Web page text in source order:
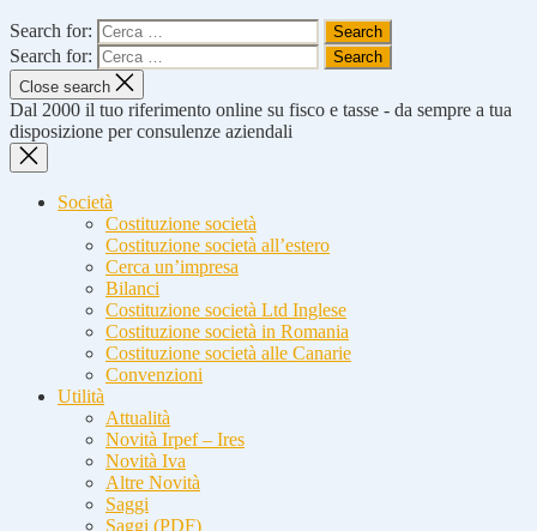
Search for:
Search for:
Close search
Dal 2000 il tuo riferimento online su fisco e tasse - da sempre a tua
disposizione per consulenze aziendali
Società
Costituzione società
Costituzione società all’estero
Cerca un’impresa
Bilanci
Costituzione società Ltd Inglese
Costituzione società in Romania
Costituzione società alle Canarie
Convenzioni
Utilità
Attualità
Novità Irpef – Ires
Novità Iva
Altre Novità
Saggi
Saggi (PDF)